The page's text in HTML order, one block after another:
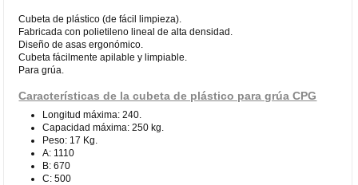
Cubeta de plástico (de fácil limpieza).
Fabricada con polietileno lineal de alta densidad.
Diseño de asas ergonómico.
Cubeta fácilmente apilable y limpiable.
Para grúa.
Características de la cubeta de plástico para grúa CPG
Longitud máxima: 240.
Capacidad máxima: 250 kg.
Peso: 17 Kg.
A: 1110
B: 670
C: 500